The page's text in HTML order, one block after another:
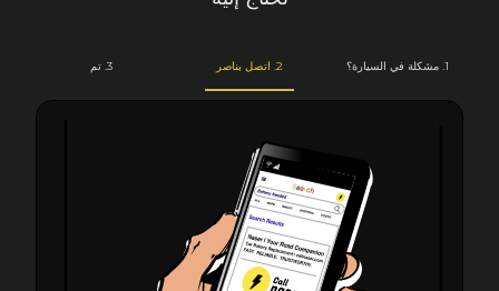
1. مشكلة في السيارة؟ 2. اتصل بناصر 3. تم